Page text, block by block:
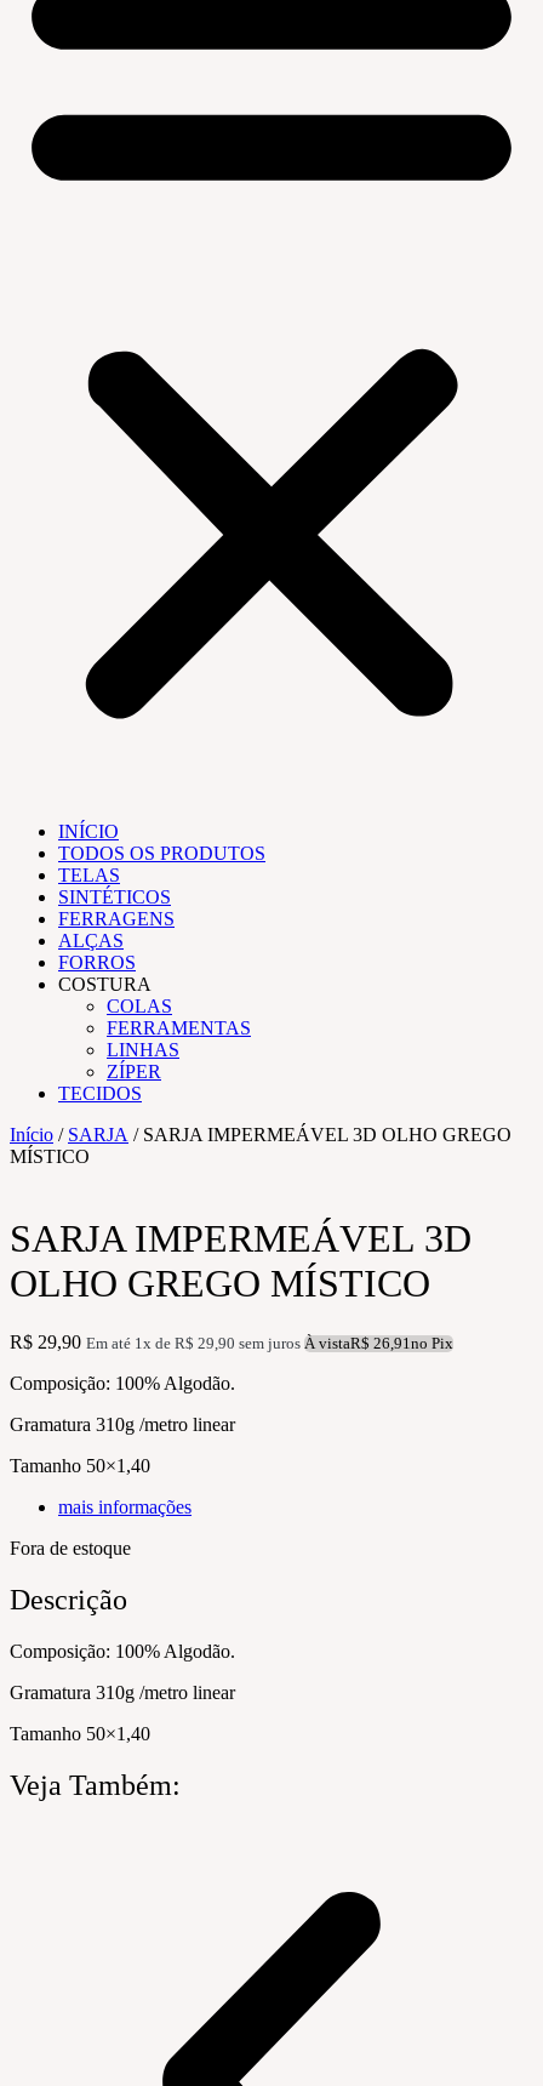
INÍCIO
TODOS OS PRODUTOS
TELAS
SINTÉTICOS
FERRAGENS
ALÇAS
FORROS
COSTURA
COLAS
FERRAMENTAS
LINHAS
ZÍPER
TECIDOS
Início / SARJA / SARJA IMPERMEÁVEL 3D OLHO GREGO
MÍSTICO
SARJA IMPERMEÁVEL 3D
OLHO GREGO MÍSTICO
R$ 29,90 Em até 1x de R$ 29,90 sem juros À vistaR$ 26,91no Pix
Composição: 100% Algodão.
Gramatura 310g /metro linear
Tamanho 50×1,40
mais informações
Fora de estoque
Descrição
Composição: 100% Algodão.
Gramatura 310g /metro linear
Tamanho 50×1,40
Veja Também: